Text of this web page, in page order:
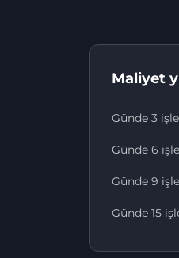
Maliyet
Günde 3
Günde 6
Günde 9
Günde 15